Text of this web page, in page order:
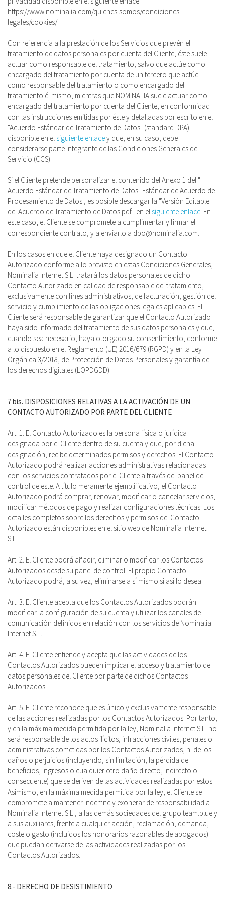
https://www.nominalia.com/quienes-somos/condiciones-
legales/cookies/
Con referencia a la prestación de los Servicios que prevén el
tratamiento de datos personales por cuenta del Cliente, éste suele
actuar como responsable del tratamiento, salvo que actúe como
encargado del tratamiento por cuenta de un tercero que actúe
como responsable del tratamiento o como encargado del
tratamiento él mismo, mientras que NOMINALIA suele actuar como
encargado del tratamiento por cuenta del Cliente, en conformidad
con las instrucciones emitidas por éste y detalladas por escrito en el
"Acuerdo Estándar de Tratamiento de Datos" (standard DPA)
disponible en el siguiente enlacey que, en su caso, debe
considerarse parte integrante de las Condiciones Generales del
Servicio (CGS).
Si el Cliente pretende personalizar el contenido del Anexo 1 del "
Acuerdo Estándar de Tratamiento de Datos" Estándar de Acuerdo de
Procesamiento de Datos", es posible descargar la "Versión Editable
del Acuerdo de Tratamiento de Datos.pdf" en el siguiente enlace. En
este caso, el Cliente se compromete a cumplimentar y firmar el
correspondiente contrato, y a enviarlo a dpo@nominalia.com.
En los casos en que el Cliente haya designado un Contacto
Autorizado conforme a lo previsto en estas Condiciones Generales,
Nominalia Internet S.L. tratará los datos personales de dicho
Contacto Autorizado en calidad de responsable del tratamiento,
exclusivamente con fines administrativos, de facturación, gestión del
servicio y cumplimiento de las obligaciones legales aplicables. El
Cliente será responsable de garantizar que el Contacto Autorizado
haya sido informado del tratamiento de sus datos personales y que,
cuando sea necesario, haya otorgado su consentimiento, conforme
a lo dispuesto en el Reglamento (UE) 2016/679 (RGPD) y en la Ley
Orgánica 3/2018, de Protección de Datos Personales y garantía de
los derechos digitales (LOPDGDD).
7 bis. DISPOSICIONES RELATIVAS A LA ACTIVACIÓN DE UN
CONTACTO AUTORIZADO POR PARTE DEL CLIENTE
Art. 1. El Contacto Autorizado es la persona física o jurídica
designada por el Cliente dentro de su cuenta y que, por dicha
designación, recibe determinados permisos y derechos. El Contacto
Autorizado podrá realizar acciones administrativas relacionadas
con los servicios contratados por el Cliente a través del panel de
control de este. A título meramente ejemplificativo, el Contacto
Autorizado podrá comprar, renovar, modificar o cancelar servicios,
modificar métodos de pago y realizar configuraciones técnicas. Los
detalles completos sobre los derechos y permisos del Contacto
Autorizado están disponibles en el sitio web de Nominalia Internet
S.L.
Art. 2. El Cliente podrá añadir, eliminar o modificar los Contactos
Autorizados desde su panel de control. El propio Contacto
Autorizado podrá, a su vez, eliminarse a sí mismo si así lo desea.
Art. 3. El Cliente acepta que los Contactos Autorizados podrán
modificar la configuración de su cuenta y utilizar los canales de
comunicación definidos en relación con los servicios de Nominalia
Internet S.L.
Art. 4. El Cliente entiende y acepta que las actividades de los
Contactos Autorizados pueden implicar el acceso y tratamiento de
datos personales del Cliente por parte de dichos Contactos
Autorizados.
Art. 5. El Cliente reconoce que es único y exclusivamente responsable
de las acciones realizadas por los Contactos Autorizados. Por tanto,
y en la máxima medida permitida por la ley, Nominalia Internet S.L. no
será responsable de los actos ilícitos, infracciones civiles, penales o
administrativas cometidas por los Contactos Autorizados, ni de los
daños o perjuicios (incluyendo, sin limitación, la pérdida de
beneficios, ingresos o cualquier otro daño directo, indirecto o
consecuente) que se deriven de las actividades realizadas por estos.
Asimismo, en la máxima medida permitida por la ley, el Cliente se
compromete a mantener indemne y exonerar de responsabilidad a
Nominalia Internet S.L., a las demás sociedades del grupo team.blue y
a sus auxiliares, frente a cualquier acción, reclamación, demanda,
coste o gasto (incluidos los honorarios razonables de abogados)
que puedan derivarse de las actividades realizadas por los
Contactos Autorizados.
8.- DERECHO DE DESISTIMIENTO